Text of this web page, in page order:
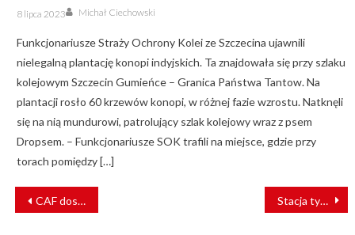
Posted
on
8 lipca 2023 Author
Michał Ciechowski
Funkcjonariusze Straży Ochrony Kolei ze Szczecina ujawnili
nielegalną plantację konopi indyjskich. Ta znajdowała się przy szlaku
kolejowym Szczecin Gumieńce – Granica Państwa Tantow. Na
plantacji rosło 60 krzewów konopi, w różnej fazie wzrostu. Natknęli
się na nią mundurowi, patrolujący szlak kolejowy wraz z psem
Dropsem. – Funkcjonariusze SOK trafili na miejsce, gdzie przy
torach pomiędzy […]
NAWIGACJA
WPISU
CAF dostarczy pociągi dla ZEA Stacja tymczasowa na Spyrkówce dla podróżnych pod Tatry